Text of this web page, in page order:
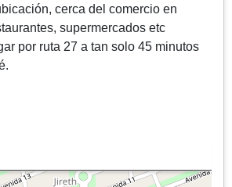
cerca del comercio en
supermercados etc
por ruta 27 a tan solo 45 minutos